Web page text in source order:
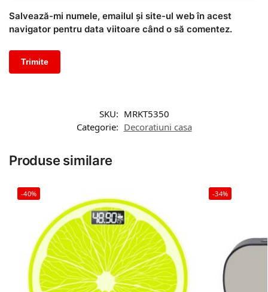
Salvează-mi numele, emailul și site-ul web în acest
navigator pentru data viitoare când o să comentez.
SKU: MRKT5350
Categorie: Decoratiuni casa
Produse similare
-40% -34%